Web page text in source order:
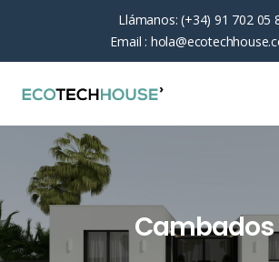
Llámanos:(+34) 91 702 05
Email :
Cambados